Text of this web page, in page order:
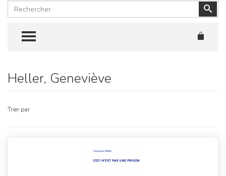
Rechercher
TOGGLE MENU
Skip
content
Heller, Geneviève
Trier par